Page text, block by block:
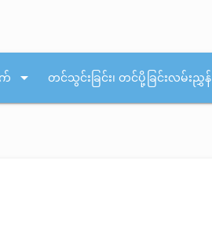
arrow_drop_down တင်သွင်းခြင်း၊ တင်ပို့ခြင်းလမ်းညွှန်